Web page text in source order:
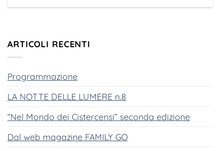
ARTICOLI RECENTI
Programmazione
LA NOTTE DELLE LUMERE n.8
“Nel Mondo dei Cistercensi” seconda edizione
Dal web magazine FAMILY GO